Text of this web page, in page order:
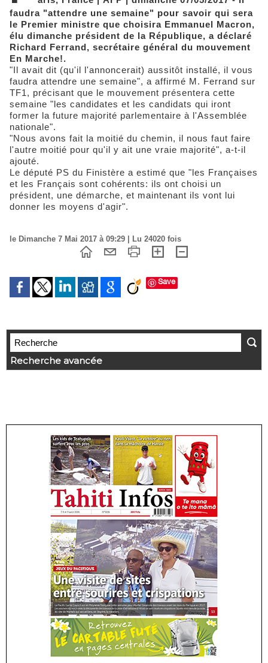
faudra "attendre une semaine" pour savoir qui sera
le Premier ministre que choisira Emmanuel Macron,
élu dimanche président de la République, a déclaré
Richard Ferrand, secrétaire général du mouvement
En Marche!.
"Il avait dit (qu'il l'annoncerait) aussitôt installé, il vous
faudra attendre une semaine", a affirmé M. Ferrand sur
TF1, précisant que le mouvement présentera cette
semaine "les candidates et les candidats qui iront
former la future majorité parlementaire à l'Assemblée
nationale".
"Nous avons fait la moitié du chemin, il nous faut faire
l'autre moitié pour qu'il y ait une vraie majorité", a-t-il
ajouté.
Le député PS du Finistère a estimé que "les Françaises
et les Français sont cohérents: ils ont choisi un
président, une démarche, et maintenant ils vont lui
donner les moyens d'agir".
le Dimanche 7 Mai 2017 à 09:29 | Lu 24020 fois
Save
Recherche avancée